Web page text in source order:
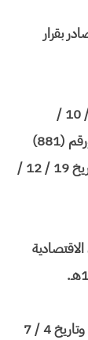
بقرار
وبعد الاطلاع على المحاضر: رقم (1425) وتاريخ 27 / 10 /
1439هـ, ورقم (528) وتاريخ 21 / 3 / 1440هـ, ورقم (881)
وتاريخ 17 / 5 / 1440هـ, والمذكرة رقم (1648) وتاريخ 19 / 12 /
وبعد النظر في قرار مجلس الشورى رقم (120 / 26) وتاريخ 4 / 7